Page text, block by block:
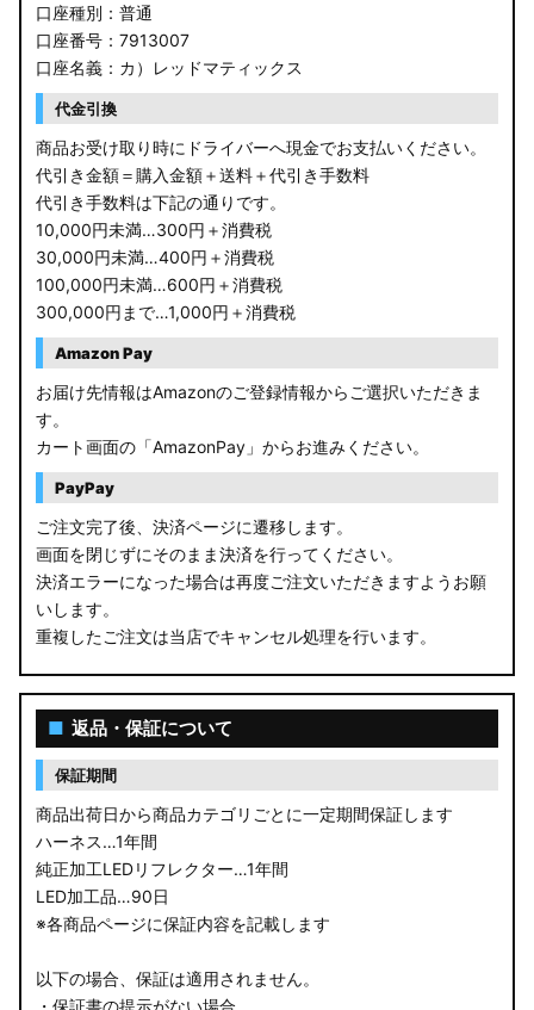
口座種別：普通
口座番号：7913007
口座名義：カ）レッドマティックス
代金引換
商品お受け取り時にドライバーへ現金でお支払いください。
代引き金額＝購入金額＋送料＋代引き手数料
代引き手数料は下記の通りです。
10,000円未満…300円＋消費税
30,000円未満…400円＋消費税
100,000円未満…600円＋消費税
300,000円まで…1,000円＋消費税
Amazon Pay
お届け先情報はAmazonのご登録情報からご選択いただきま
す。
カート画面の「AmazonPay」からお進みください。
PayPay
ご注文完了後、決済ページに遷移します。
画面を閉じずにそのまま決済を行ってください。
決済エラーになった場合は再度ご注文いただきますようお願
いします。
重複したご注文は当店でキャンセル処理を行います。
■ 返品・保証について
保証期間
商品出荷日から商品カテゴリごとに一定期間保証します
ハーネス…1年間
純正加工LEDリフレクター…1年間
LED加工品…90日
※各商品ページに保証内容を記載します
以下の場合、保証は適用されません。